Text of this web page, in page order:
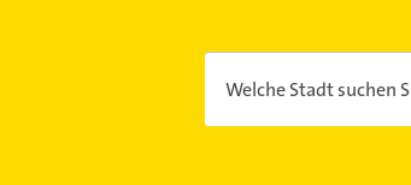
Welche Stadt suchen